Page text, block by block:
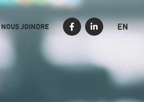
NOUS JOINDRE EN